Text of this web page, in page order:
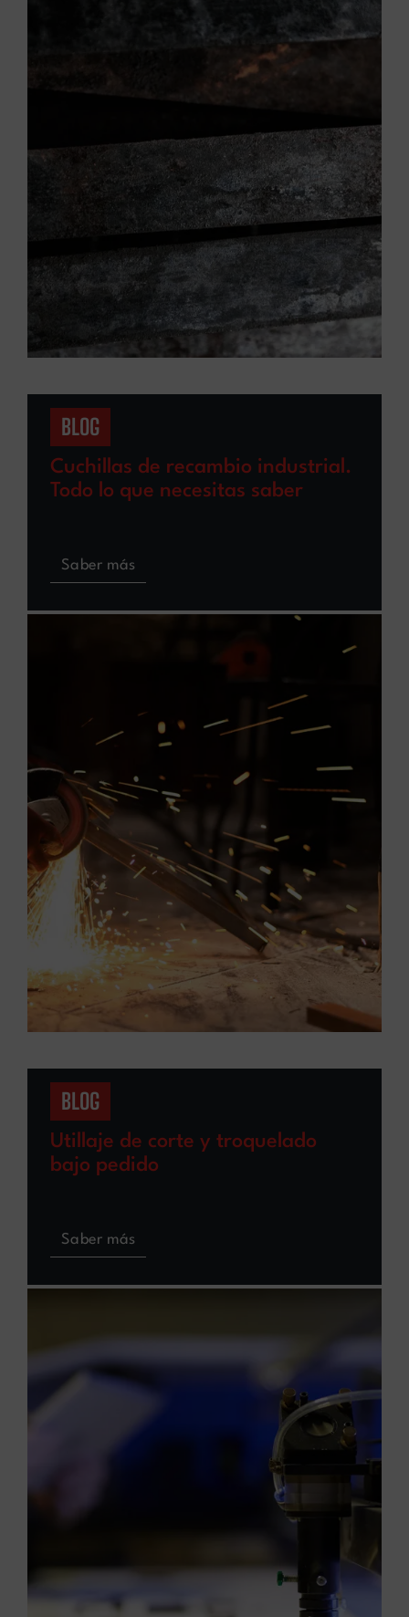
BLOG
Cuchillas de recambio industrial.
Todo lo que necesitas saber
Saber más
BLOG
Utillaje de corte y troquelado
bajo pedido
Saber más